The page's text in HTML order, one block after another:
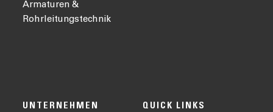
Armaturen &
Rohrleitungstechnik
UNTERNEHMEN QUICK LINKS